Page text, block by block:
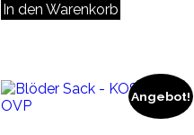
In den Warenkorb
Angebot!